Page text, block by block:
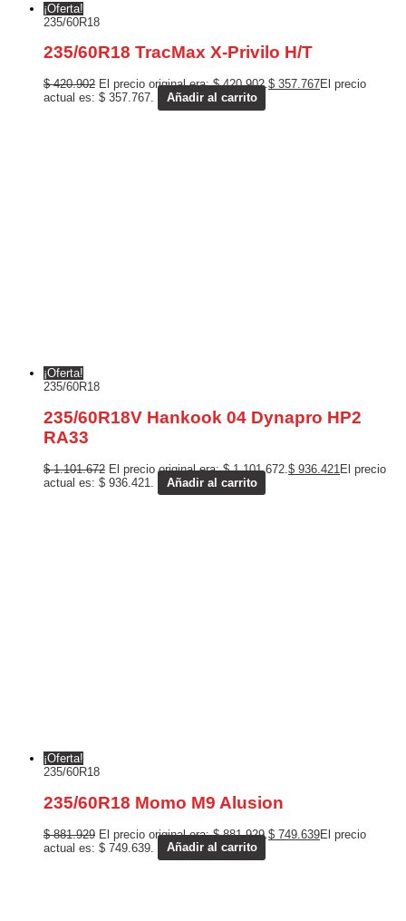
¡Oferta!
235/60R18
235/60R18 TracMax X-Privilo H/T
$420.902 El precio original era: $ 420.902.$ 357.767El precio
actual es: $ 357.767.
Añadir al carrito
¡Oferta!
235/60R18
235/60R18V Hankook 04 Dynapro HP2
RA33
$1.101.672 El precio original era: $ 1.101.672.$ 936.421El precio
actual es: $ 936.421.
Añadir al carrito
¡Oferta!
235/60R18
235/60R18 Momo M9 Alusion
$881.929 El precio original era: $ 881.929. $ 749.639El precio
actual es: $ 749.639.
Añadir al carrito